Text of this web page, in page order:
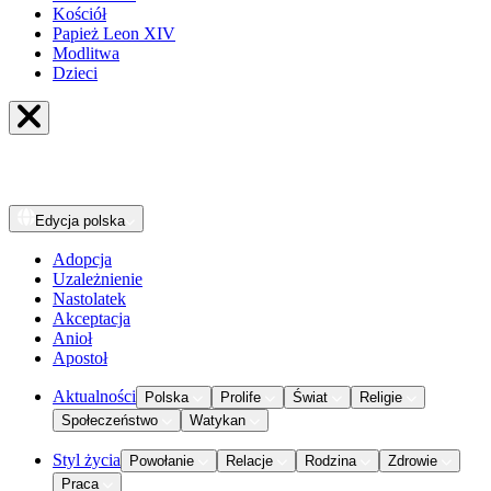
Kościół
Papież Leon XIV
Modlitwa
Dzieci
Edycja polska
Adopcja
Uzależnienie
Nastolatek
Akceptacja
Anioł
Apostoł
Aktualności Polska Prolife Świat
Religie
Społeczeństwo
Watykan
Styl życia Powołanie Relacje Rodzina
Zdrowie
Praca